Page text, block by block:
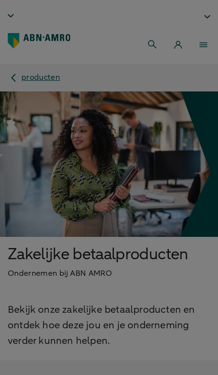
producten
Zakelijke betaalproducten
Ondernemen bij ABN AMRO
Bekijk onze zakelijke betaalproducten en
ontdek hoe deze jou en je onderneming
verder kunnen helpen.